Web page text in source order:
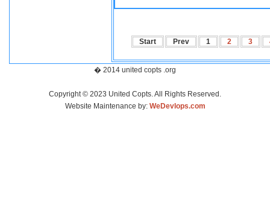
Start Prev 1 2 3
� 2014 united copts .org
Copyright © 2023 United Copts. All Rights Reserved.
Website Maintenance by: WeDevlops.com